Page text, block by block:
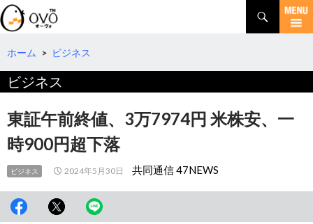
検
索
コ
テ
へ
移
動
ホーム > ビジネス
ビジネス
東証午前終値、3万7974円 米株安、一
時900円超下落
ビジネス 2024年5月30日 共同通信 47NEWS